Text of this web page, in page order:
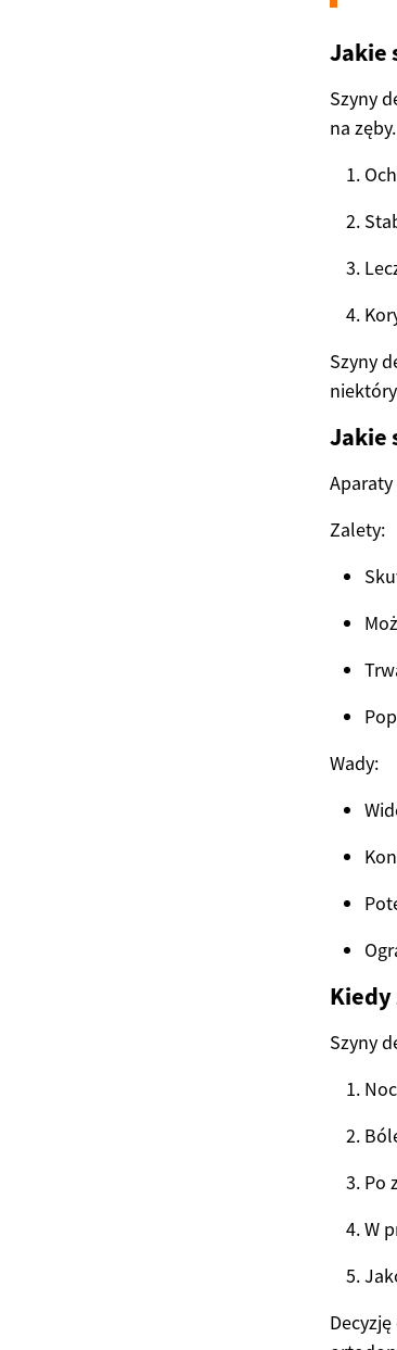
Jakie
Szyny
na
Szyny
Jakie
Zalety:
Wady:
Kiedy
Szyny
Po
W